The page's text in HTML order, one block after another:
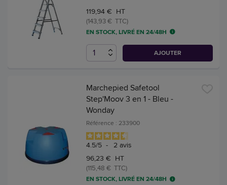
119,94 € HT
(143,93 € TTC)
EN STOCK, LIVRÉ EN 24/48H
AJOUTER
Marchepied Safetool
Step'Moov 3 en 1 - Bleu -
Wonday
Référence : 233900
4.5/5 - 2 avis
96,23 € HT
(115,48 € TTC)
EN STOCK, LIVRÉ EN 24/48H